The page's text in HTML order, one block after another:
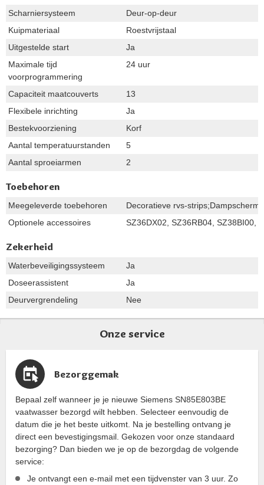
Scharniersysteem
Deur-op-deur
Kuipmateriaal
Roestvrijstaal
Uitgestelde start
Ja
Maximale tijd
voorprogrammering
24 uur
Capaciteit maatcouverts
13
Flexibele inrichting
Ja
Bestekvoorziening
Korf
Aantal temperatuurstanden
5
Aantal sproeiarmen
2
Toebehoren
Meegeleverde toebehoren
Decoratieve rvs-strips;Dampscherm;
Optionele accessoires
SZ36DX02, SZ36RB04, SZ38BI00,
Zekerheid
Waterbeveiligingssysteem
Ja
Doseerassistent
Ja
Deurvergrendeling
Nee
Onze service
Bezorggemak
Bepaal zelf wanneer je je nieuwe Siemens SN85E803BE
vaatwasser bezorgd wilt hebben. Selecteer eenvoudig de
datum die je het beste uitkomt. Na je bestelling ontvang je
direct een bevestigingsmail. Gekozen voor onze standaard
bezorging? Dan bieden we je op de bezorgdag de volgende
service:
Je ontvangt een e-mail met een tijdvenster van 3 uur. Zo